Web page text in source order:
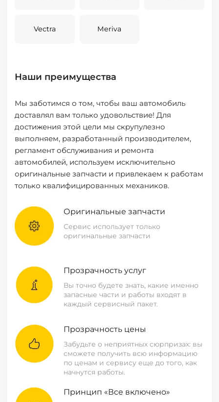
Vectra Meriva
Наши преимущества
Мы заботимся о том, чтобы ваш автомобиль
доставлял вам только удовольствие! Для
достижения этой цели мы скрупулезно
выполняем, разработанный производителем,
регламент обслуживания и ремонта
автомобилей, используем исключительно
оригинальные запчасти и привлекаем к работам
только квалифицированных механиков.
Оригинальные запчасти
Сервис использует только
оригинальные запчасти
Прозрачность услуг
Вы точно будете знать, какие именно
запасные части и работы входят в
каждый сервисный пакет.
Прозрачность цены
Забудьте о неприятных сюрпризах: вы
сможете получить всю информацию
по ценам и сервису еще до того, как
начнутся работы.
Принцип «Все включено»